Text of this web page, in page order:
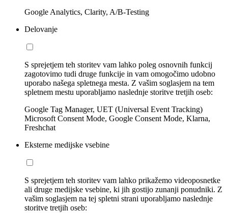
Google Analytics, Clarity, A/B-Testing
Delovanje
S sprejetjem teh storitev vam lahko poleg osnovnih funkcij
zagotovimo tudi druge funkcije in vam omogočimo udobno
uporabo našega spletnega mesta. Z vašim soglasjem na tem
spletnem mestu uporabljamo naslednje storitve tretjih oseb:
Google Tag Manager, UET (Universal Event Tracking)
Microsoft Consent Mode, Google Consent Mode, Klarna,
Freshchat
Eksterne medijske vsebine
S sprejetjem teh storitev vam lahko prikažemo videoposnetke
ali druge medijske vsebine, ki jih gostijo zunanji ponudniki. Z
vašim soglasjem na tej spletni strani uporabljamo naslednje
storitve tretjih oseb: